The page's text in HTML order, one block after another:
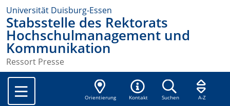
Universität Duisburg-Essen
Stabsstelle des Rektorats
Hochschulmanagement und
Kommunikation
Ressort Presse
Orientierung Kontakt Suchen A-Z